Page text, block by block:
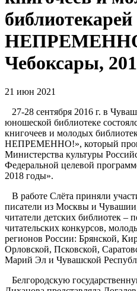
Чебоксары,
21 июн 2021
27-28 сентября 2016 г. в
юношеской библиотеке
книгочеев и молодых
НЕПРЕМЕННО!», который
Министерства культуры
Федеральной целевой
2018 годы».
В работе Слёта приняли
писатели из Москвы и
читатели детских библиотек –
читательских конкурсов,
регионов России: Брянской,
Орловской, Псковской,
Марий Эл и Чувашской
Белгородскую